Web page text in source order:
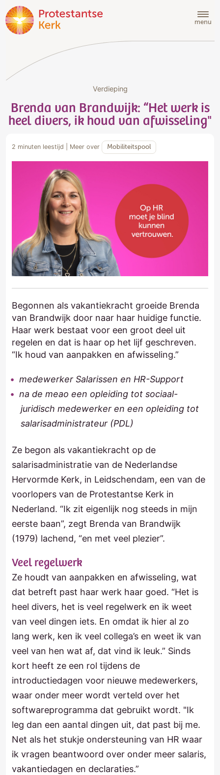
Doorgaan
naar
hoofdinhoud
menu
Verdieping
Brenda van Brandwijk: “Het werk is
heel divers, ik houd van afwisseling"
2 minuten leestijd Meer over Mobiliteitspool
Begonnen als vakantiekracht groeide Brenda
van Brandwijk door naar haar huidige functie.
Haar werk bestaat voor een groot deel uit
regelen en dat is haar op het lijf geschreven.
“Ik houd van aanpakken en afwisseling.”
medewerker Salarissen en HR-Support
na de meao een opleiding tot sociaal-
juridisch medewerker en een opleiding tot
salarisadministrateur (PDL)
Ze begon als vakantiekracht op de
salarisadministratie van de Nederlandse
Hervormde Kerk, in Leidschendam, een van de
voorlopers van de Protestantse Kerk in
Nederland. “Ik zit eigenlijk nog steeds in mijn
eerste baan”, zegt Brenda van Brandwijk
(1979) lachend, “en met veel plezier”.
Veel regelwerk
Ze houdt van aanpakken en afwisseling, wat
dat betreft past haar werk haar goed. “Het is
heel divers, het is veel regelwerk en ik weet
van veel dingen iets. En omdat ik hier al zo
lang werk, ken ik veel collega’s en weet ik van
veel van hen wat af, dat vind ik leuk.” Sinds
kort heeft ze een rol tijdens de
introductiedagen voor nieuwe medewerkers,
waar onder meer wordt verteld over het
softwareprogramma dat gebruikt wordt. "Ik
leg dan een aantal dingen uit, dat past bij me.
Net als het stukje ondersteuning van HR waar
ik vragen beantwoord over onder meer salaris,
vakantiedagen en declaraties.”